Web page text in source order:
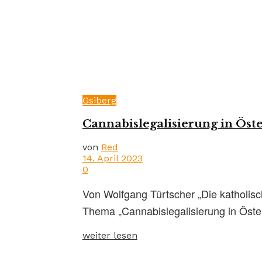
Gsiberg
Cannabislegalisierung in
von Red
14. April 2023
0
Von Wolfgang Türtscher „Die
Thema „Cannabislegalisierung in
weiter lesen